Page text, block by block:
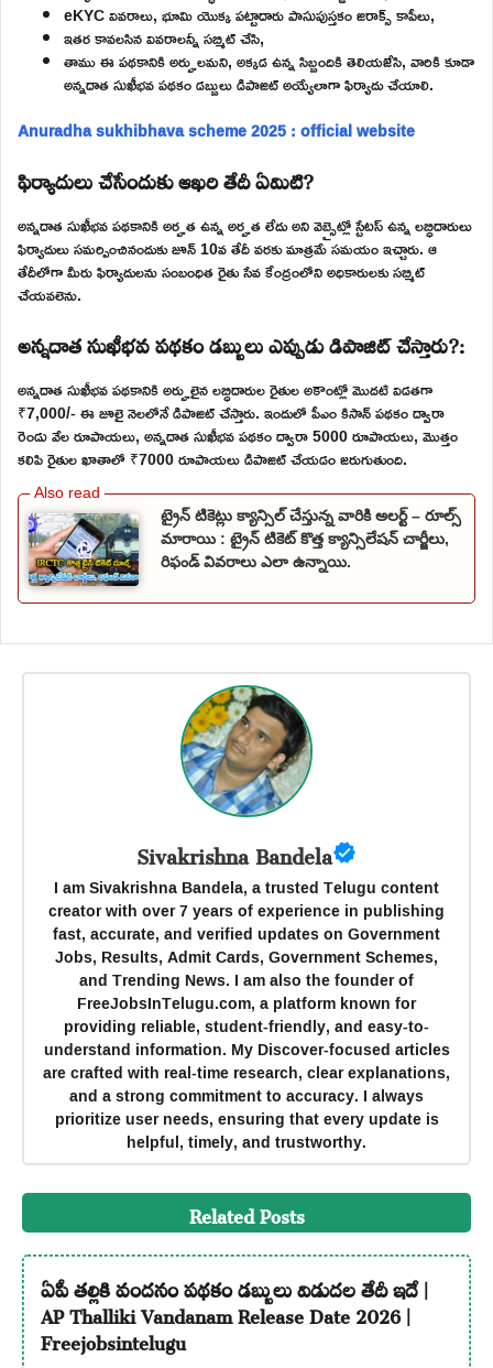
eKYC వివరాలు, భూమి యొక్క పట్టాదారు పాసుపుస్తకం జిరాక్స్ కాపీలు,
ఇతర కావలసిన వివరాలన్నీ సబ్మిట్ చేసి,
తాము ఈ పథకానికి అర్హులమని, అక్కడ ఉన్న సిబ్బందికి తెలియజేసి, వారికి కూడా
అన్నదాత సుఖీభవ పథకం డబ్బులు డిపాజిట్ అయ్యేలాగా ఫిర్యాదు చేయాలి.
Anuradha sukhibhava scheme 2025 : official website
ఫిర్యాదులు చేసేందుకు ఆఖరి తేదీ ఏమిటి?
అన్నదాత సుఖీభవ పథకానికి అర్హత ఉన్న అర్హత లేదు అని వెబ్సైట్లో స్టేటస్ ఉన్న లబ్ధిదారులు
ఫిర్యాదులు సమర్పించినందుకు జూన్ 10వ తేదీ వరకు మాత్రమే సమయం ఇచ్చారు. ఆ
తేదీలోగా మీరు ఫిర్యాదులను సంబంధిత రైతు సేవ కేంద్రంలోని అధికారులకు సబ్మిట్
చేయవలెను.
అన్నదాత సుఖీభవ పథకం డబ్బులు ఎప్పుడు డిపాజిట్ చేస్తారు?:
అన్నదాత సుఖీభవ పథకానికి అర్హులైన లబ్ధిదారుల రైతుల అకౌంట్లో మొదటి విడతగా
₹7,000/- ఈ జూలై నెలలోనే డిపాజిట్ చేస్తారు. ఇందులో పీఎం కిసాన్ పథకం ద్వారా
రెండు వేల రూపాయలు, అన్నదాత సుఖీభవ పథకం ద్వారా 5000 రూపాయలు, మొత్తం
కలిపి రైతుల ఖాతాలో ₹7000 రూపాయలు డిపాజిట్ చేయడం జరుగుతుంది.
ట్రైన్ టికెట్లు క్యాన్సిల్ చేస్తున్న వారికి అలర్ట్ – రూల్స్
మారాయి : ట్రైన్ టికెట్ కొత్త క్యాన్సిలేషన్ చార్జీలు,
రిఫండ్ వివరాలు ఎలా ఉన్నాయి.
Sivakrishna Bandela
I am Sivakrishna Bandela, a trusted Telugu content
creator with over 7 years of experience in publishing
fast, accurate, and verified updates on Government
Jobs, Results, Admit Cards, Government Schemes,
and Trending News. I am also the founder of
FreeJobsInTelugu.com, a platform known for
providing reliable, student-friendly, and easy-to-
understand information. My Discover-focused articles
are crafted with real-time research, clear explanations,
and a strong commitment to accuracy. I always
prioritize user needs, ensuring that every update is
helpful, timely, and trustworthy.
Related Posts
ఏపీ తల్లికి వందనం పథకం డబ్బులు విడుదల తేదీ ఇదే |
AP Thalliki Vandanam Release Date 2026 |
Freejobsintelugu